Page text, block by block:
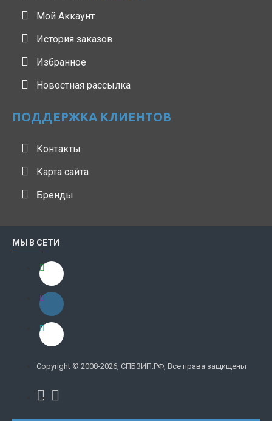
Мой Аккаунт
История заказов
Избранное
Новостная рассылка
ПОДДЕРЖКА КЛИЕНТОВ
Контакты
Карта сайта
Бренды
МЫ В СЕТИ
Copyright © 2008-2026, СПБЗИП.РФ, Все права защищены